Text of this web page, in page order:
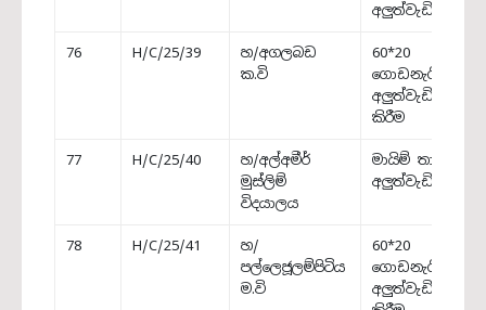
අලුත්වැඩියාව
76 H/C/25/39
හ/අගලබඩ
ක.වි
60*20
ගොඩනැගිල්ල
අලුත්වැඩියා
කිරීම
77 H/C/25/40
හ/අල්අමීර්
මුස්ලිම්
විදයාලය
මායිම් තාප්පය
අලුත්වැඩියාව
78 H/C/25/41
හ/
පල්ලෙජූලම්පිටිය
ම.වි
60*20
ගොඩනැගිල්ල
අලුත්වැඩියා